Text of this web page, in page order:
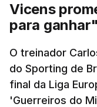
Vicens
para
O treinador
do Sporting de
final da Liga
'Guerreiros do